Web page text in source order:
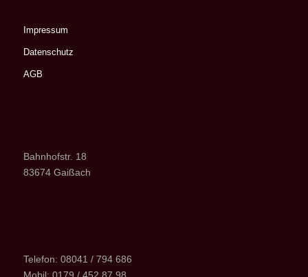
Impressum
Datenschutz
AGB
Bahnhofstr. 18
83674 Gaißach
Telefon: 08041 / 794 686